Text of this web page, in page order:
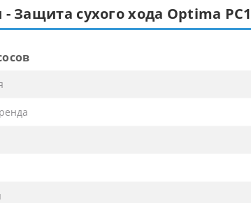
Защита сухого хода Optima